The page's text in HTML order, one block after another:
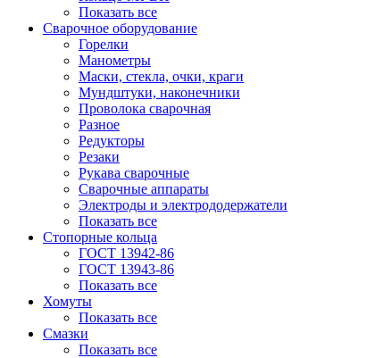
Показать все
Сварочное оборудование
Горелки
Манометры
Маски, стекла, очки, краги
Мундштуки, наконечники
Проволока сварочная
Разное
Редукторы
Резаки
Рукава сварочные
Сварочные аппараты
Электроды и электрододержатели
Показать все
Стопорные кольца
ГОСТ 13942-86
ГОСТ 13943-86
Показать все
Хомуты
Показать все
Смазки
Показать все